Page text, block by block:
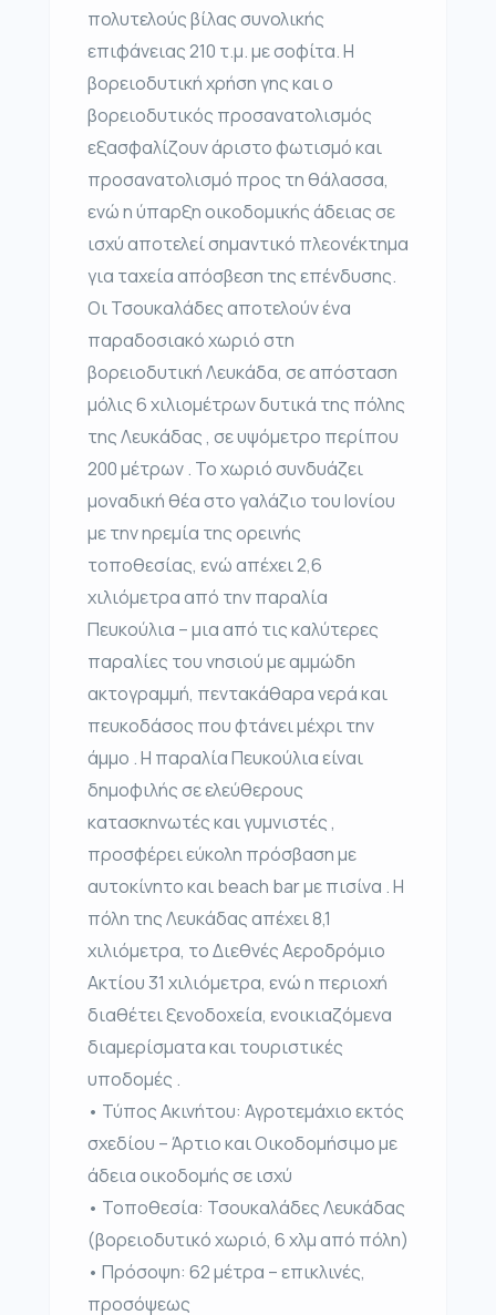
πολυτελούς βίλας συνολικής
επιφάνειας 210 τ.μ. με σοφίτα. Η
βορειοδυτική χρήση γης και ο
βορειοδυτικός προσανατολισμός
εξασφαλίζουν άριστο φωτισμό και
προσανατολισμό προς τη θάλασσα,
ενώ η ύπαρξη οικοδομικής άδειας σε
ισχύ αποτελεί σημαντικό πλεονέκτημα
για ταχεία απόσβεση της επένδυσης.
Οι Τσουκαλάδες αποτελούν ένα
παραδοσιακό χωριό στη
βορειοδυτική Λευκάδα, σε απόσταση
μόλις 6 χιλιομέτρων δυτικά της πόλης
της Λευκάδας , σε υψόμετρο περίπου
200 μέτρων . Το χωριό συνδυάζει
μοναδική θέα στο γαλάζιο του Ιονίου
με την ηρεμία της ορεινής
τοποθεσίας, ενώ απέχει 2,6
χιλιόμετρα από την παραλία
Πευκούλια – μια από τις καλύτερες
παραλίες του νησιού με αμμώδη
ακτογραμμή, πεντακάθαρα νερά και
πευκοδάσος που φτάνει μέχρι την
άμμο . Η παραλία Πευκούλια είναι
δημοφιλής σε ελεύθερους
κατασκηνωτές και γυμνιστές ,
προσφέρει εύκολη πρόσβαση με
αυτοκίνητο και beach bar με πισίνα . Η
πόλη της Λευκάδας απέχει 8,1
χιλιόμετρα, το Διεθνές Αεροδρόμιο
Ακτίου 31 χιλιόμετρα, ενώ η περιοχή
διαθέτει ξενοδοχεία, ενοικιαζόμενα
διαμερίσματα και τουριστικές
υποδομές .
• Τύπος Ακινήτου: Αγροτεμάχιο εκτός
σχεδίου – Άρτιο και Οικοδομήσιμο με
άδεια οικοδομής σε ισχύ
• Τοποθεσία: Τσουκαλάδες Λευκάδας
(βορειοδυτικό χωριό, 6 χλμ από πόλη)
• Πρόσοψη: 62 μέτρα – επικλινές,
προσόψεως